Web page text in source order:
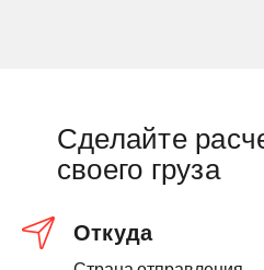
Сделайте
своего груза
Откуда